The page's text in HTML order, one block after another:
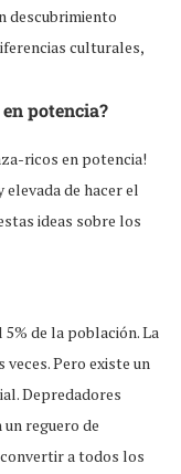
descubrimiento
culturales,
potencia?
ricos en potencia!
de hacer el
ideas sobre los
de la población. La
Pero existe un
Depredadores
un reguero de
a todos los